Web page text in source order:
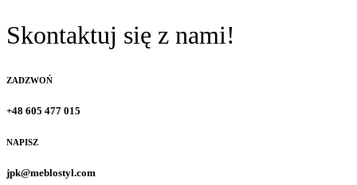
Skontaktuj się z nami!
ZADZWOŃ
+48 605 477 015
NAPISZ
jpk@meblostyl.com